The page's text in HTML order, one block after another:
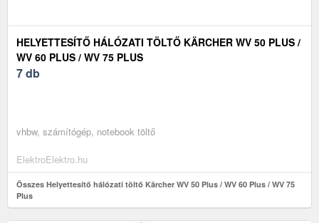
HELYETTESÍTŐ HÁLÓZATI TÖLTŐ KÄRCHER WV 50 PLUS /
WV 60 PLUS / WV 75 PLUS
7 db
vhbw, számítógép, notebook töltő
ElektroElektro.hu
Összes Helyettesítő hálózati töltő Kärcher WV 50 Plus / WV 60 Plus / WV 75
Plus